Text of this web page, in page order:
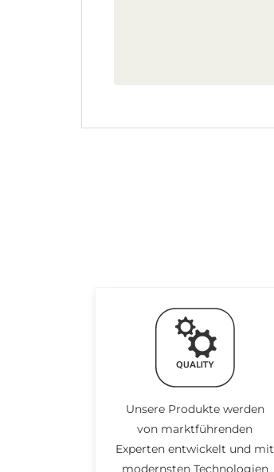
Unsere Produkte werden
von marktführenden
Experten entwickelt und mit
modernsten Technologien